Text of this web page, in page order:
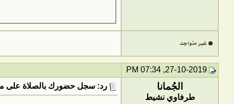
الجُمانا
طرفاوي نشيط
رد: سجل حضورك بالصلاة على